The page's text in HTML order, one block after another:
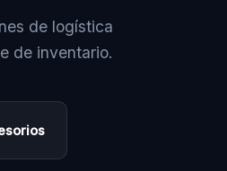
de logística
de inventario.